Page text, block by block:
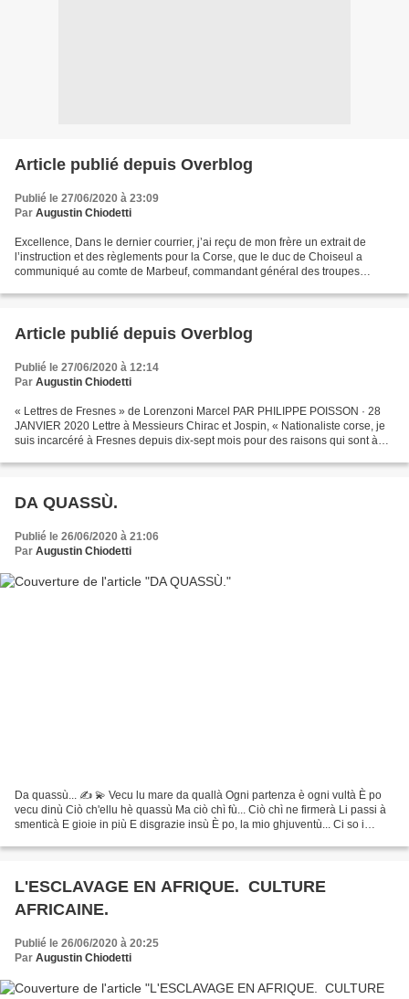
Article publié depuis Overblog
Publié le 27/06/2020 à 23:09
Par Augustin Chiodetti
Excellence, Dans le dernier courrier, j’ai reçu de mon frère un extrait de
l’instruction et des règlements pour la Corse, que le duc de Choiseul a
communiqué au comte de Marbeuf, commandant général des troupes
Article publié depuis Overblog
Publié le 27/06/2020 à 12:14
Par Augustin Chiodetti
« Lettres de Fresnes » de Lorenzoni Marcel PAR PHILIPPE POISSON · 28
JANVIER 2020 Lettre à Messieurs Chirac et Jospin, « Nationaliste corse, je
suis incarcéré à Fresnes depuis dix-sept mois pour des raisons qui sont à
DA QUASSÙ.
Publié le 26/06/2020 à 21:06
Par Augustin Chiodetti
Da quassù... ✍️ 💫 Vecu lu mare da quallà Ogni partenza è ogni vultà È po
vecu dinù Ciò ch'ellu hè quassù Ma ciò chì fù... Ciò chì ne firmerà Li passi à
smenticà E gioie in più E disgrazie insù È po, la mio ghjuventù... Ci so i
L'ESCLAVAGE EN AFRIQUE. CULTURE
AFRICAINE.
Publié le 26/06/2020 à 20:25
Par Augustin Chiodetti